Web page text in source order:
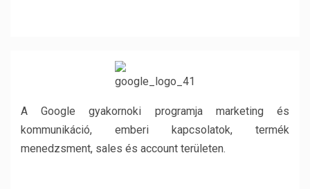
A Google gyakornoki programja marketing és
kommunikáció, emberi kapcsolatok, termék
menedzsment, sales és account területen.